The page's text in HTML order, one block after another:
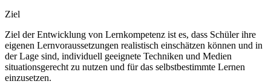
Ziel
Ziel der Entwicklung von Lernkompetenz ist es, dass Schüler ihre
eigenen Lernvoraussetzungen realistisch einschätzen können und in
der Lage sind, individuell geeignete Techniken und Medien
situationsgerecht zu nutzen und für das selbstbestimmte Lernen
einzusetzen.